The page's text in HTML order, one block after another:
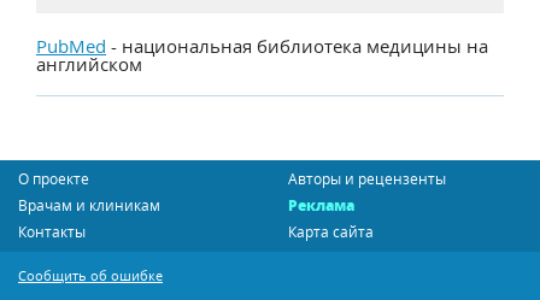
PubMed - национальная библиотека медицины на
английском
О проекте
Авторы и рецензенты
Врачам и клиникам
Реклама
Контакты
Карта сайта
Сообщить об ошибке